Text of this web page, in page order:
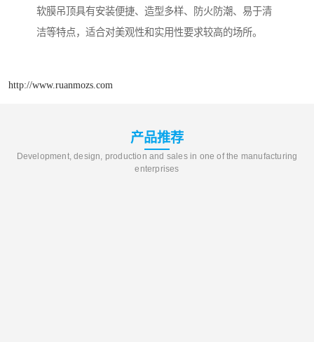
软膜吊顶具有安装便捷、造型多样、防火防潮、易于清
洁等特点，适合对美观性和实用性要求较高的场所。
http://www.ruanmozs.com
产品推荐
Development, design, production and sales in one of the manufacturing
enterprises